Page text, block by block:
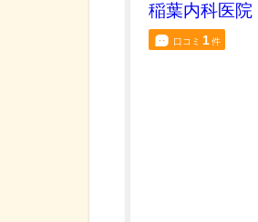
稲葉内科医院
口コミ 1件